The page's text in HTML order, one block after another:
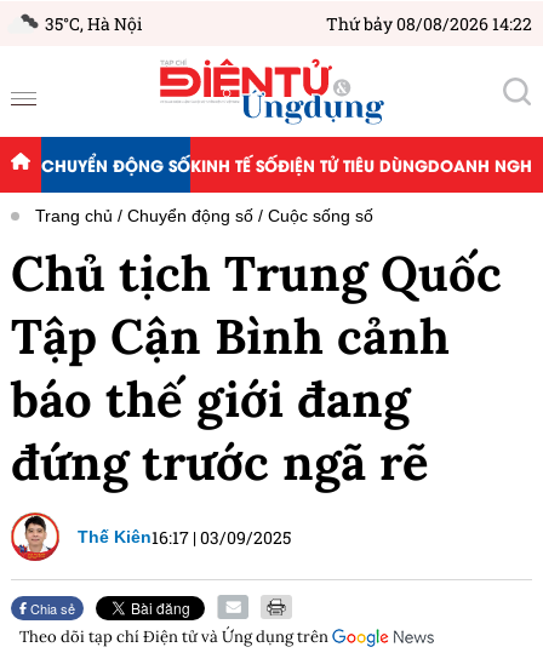
35°C,Hà Nội Thứ bảy 08/08/2026 14:22
CHUYỂN ĐỘNG SỐKINH TẾ SỐĐIỆN TỬ TIÊU DÙNGDOANH
Trang chủ Chuyển động số Cuộc sống số
Chủ tịch Trung Quốc
Tập Cận Bình cảnh
báo thế giới đang
đứng trước ngã rẽ
Thế Kiên16:17 |03/09/2025
Chia sẻ
Theo dõi tạp chíĐiện tử và Ứng dụngtrên